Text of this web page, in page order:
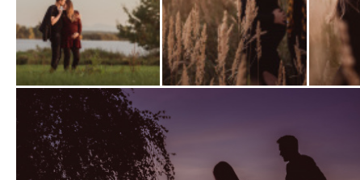
fotografii
fotografii
fotografii